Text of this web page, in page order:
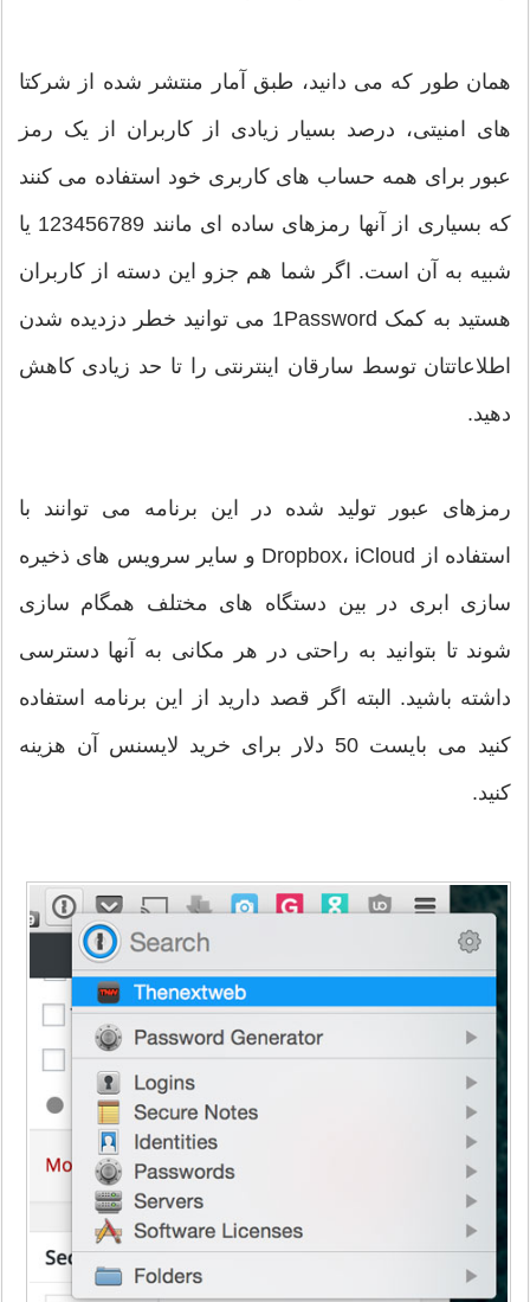
همان طور که می دانید، طبق آمار منتشر شده از شرکتا
های امنیتی، درصد بسیار زیادی از کاربران از یک رمز
عبور برای همه حساب های کاربری خود استفاده می کنند
که بسیاری از آنها رمزهای ساده ای مانند 123456789 یا
شبیه به آن است. اگر شما هم جزو این دسته از کاربران
هستید به کمک 1Password می توانید خطر دزدیده شدن
اطلاعاتتان توسط سارقان اینترنتی را تا حد زیادی کاهش
دهید.
رمزهای عبور تولید شده در این برنامه می توانند با
استفاده از Dropbox، iCloud و سایر سرویس های ذخیره
سازی ابری در بین دستگاه های مختلف همگام سازی
شوند تا بتوانید به راحتی در هر مکانی به آنها دسترسی
داشته باشید. البته اگر قصد دارید از این برنامه استفاده
کنید می بایست 50 دلار برای خرید لایسنس آن هزینه
کنید.